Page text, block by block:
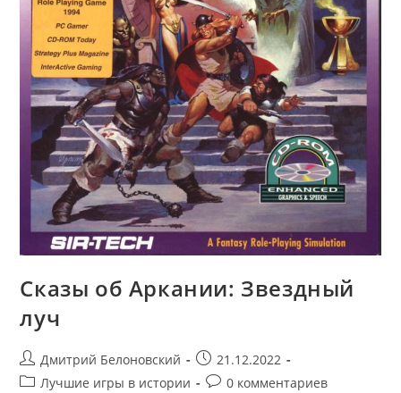
Сказы об Аркании: Звездный
луч
Post
author:
Дмитрий Белоновский
Запись
опубликована:
21.12.2022
PostЛучшие игры в истории
Post0 комментариев